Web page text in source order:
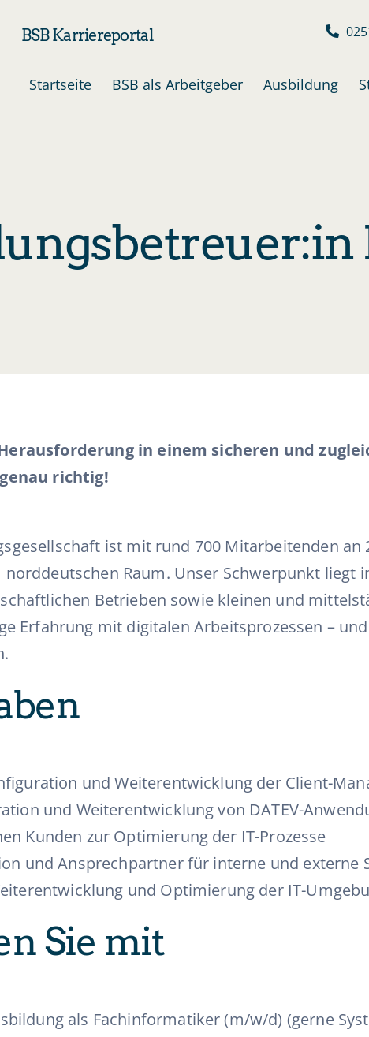
BSB Karriereportal
Startseite BSB als Arbeitgeber Ausbildung
in einem sicheren und
richtig!
ist mit rund 700 Mitarbeitenden an
Raum. Unser Schwerpunkt liegt
Betrieben sowie kleinen und
Erfahrung mit digitalen Arbeitsprozessen –
und Weiterentwicklung der Client-
und Weiterentwicklung von DATEV-
Kunden zur Optimierung der IT-Prozesse
und Ansprechpartner für interne und externe
und Optimierung der IT-
Sie mit
als Fachinformatiker (m/w/d) (gerne